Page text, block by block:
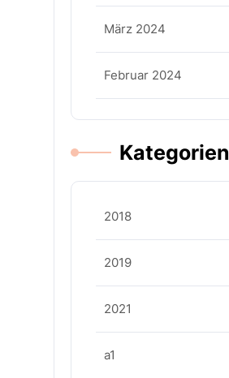
März 2024
Februar 2024
Kategorien
2018
2019
2021
a1